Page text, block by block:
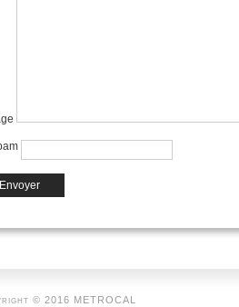
© 2016 METROCAL